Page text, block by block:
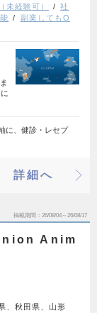
未経験可）
社
副業してもO
に、健診・レセプ
詳細へ
掲載期間 26/08/04～26/08/17
Anim
、秋田県、山形